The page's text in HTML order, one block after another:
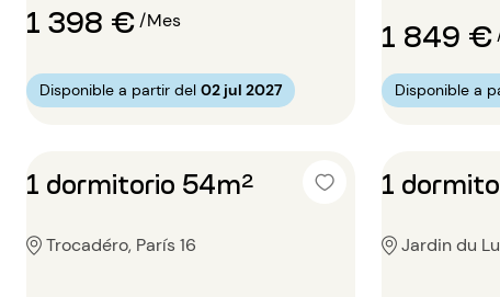
1 398 €/Mes
Disponible a partir del 02 jul 2027
1 849 €
Disponible a
1 dormitorio 54m²
Trocadéro, París 16
1
Jardin du